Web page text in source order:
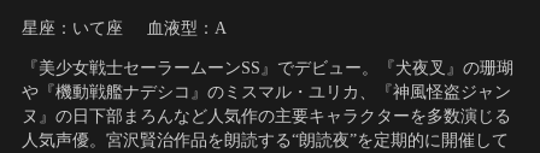
星座：いて座 血液型：A
『美少女戦士セーラームーンSS』でデビュー。『犬夜叉』の珊瑚
や『機動戦艦ナデシコ』のミスマル・ユリカ、『神風怪盗ジャン
ヌ』の日下部まろんなど人気作の主要キャラクターを多数演じる
人気声優。宮沢賢治作品を朗読する“朗読夜”を定期的に開催して